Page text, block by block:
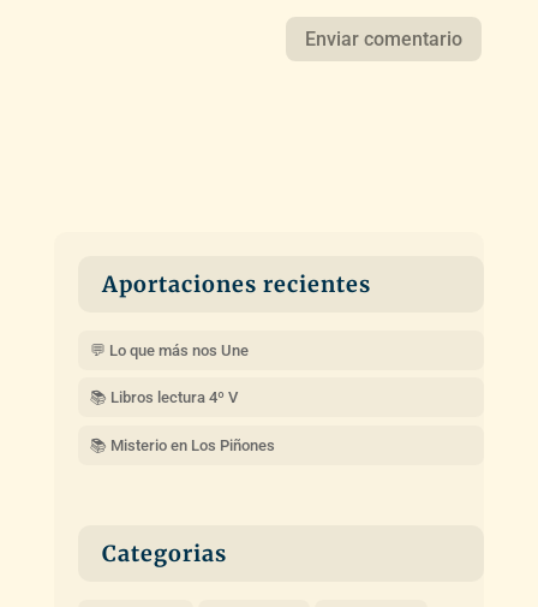
Aportaciones recientes
💬 Lo que más nos Une
📚 Libros lectura 4º V
📚 Misterio en Los Piñones
Categorias